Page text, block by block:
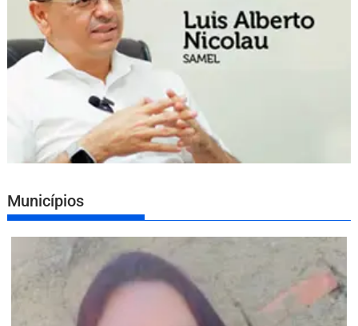
Municípios